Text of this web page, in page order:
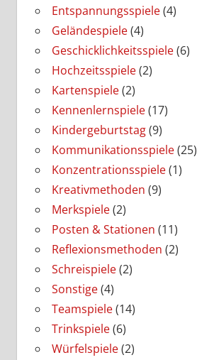
Entspannungsspiele(4)
Geländespiele(4)
Geschicklichkeitsspiele(6)
Hochzeitsspiele(2)
Kartenspiele(2)
Kennenlernspiele(17)
Kindergeburtstag(9)
Kommunikationsspiele(25)
Konzentrationsspiele(1)
Kreativmethoden (9)
Merkspiele(2)
Posten & Stationen (11)
Reflexionsmethoden (2)
Schreispiele(2)
Sonstige(4)
Teamspiele(14)
Trinkspiele(6)
Würfelspiele(2)